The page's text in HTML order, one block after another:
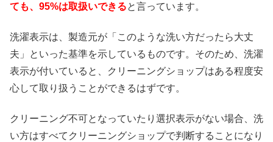
ても、95%は取扱いできると言っています。
洗濯表示は、製造元が「このような洗い方だったら大丈
夫」といった基準を示しているものです。そのため、洗濯
表示が付いていると、クリーニングショップはある程度安
心して取り扱うことができるはずです。
クリーニング不可となっていたり選択表示がない場合、洗
い方はすべてクリーニングショップで判断することになり